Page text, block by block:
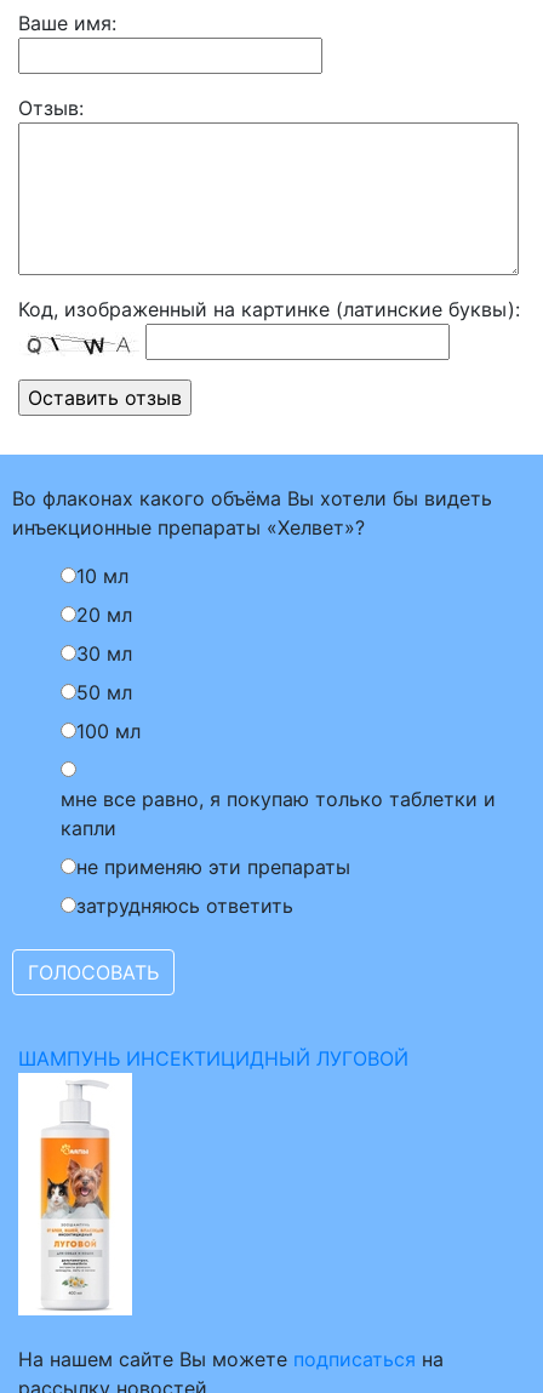
Ваше имя:
Отзыв:
Код, изображенный на картинке (латинские буквы):
Во флаконах какого объёма Вы хотели бы видеть
инъекционные препараты «Хелвет»?
10 мл
20 мл
30 мл
50 мл
100 мл
мне все равно, я покупаю только таблетки и
капли
не применяю эти препараты
затрудняюсь ответить
ШАМПУНЬ ИНСЕКТИЦИДНЫЙ ЛУГОВОЙ
На нашем сайте Вы можете подписаться на
рассылку новостей.